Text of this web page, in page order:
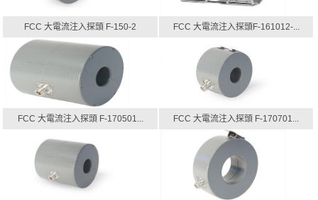
FCC 大電流注入探頭 F-150-2 FCC 大電流注入探頭F-161012-...
FCC 大電流注入探頭 F-170501... FCC 大電流注入探頭 F-170701...